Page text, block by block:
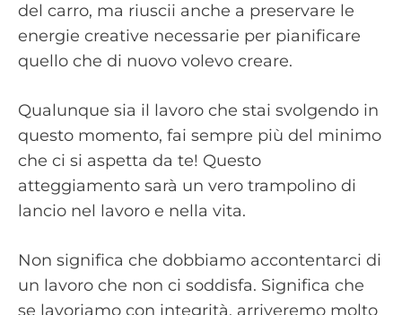
del carro, ma riuscii anche a preservare le
energie creative necessarie per pianificare
quello che di nuovo volevo creare.
Qualunque sia il lavoro che stai svolgendo in
questo momento, fai sempre più del minimo
che ci si aspetta da te! Questo
atteggiamento sarà un vero trampolino di
lancio nel lavoro e nella vita.
Non significa che dobbiamo accontentarci di
un lavoro che non ci soddisfa. Significa che
se lavoriamo con integrità, arriveremo molto